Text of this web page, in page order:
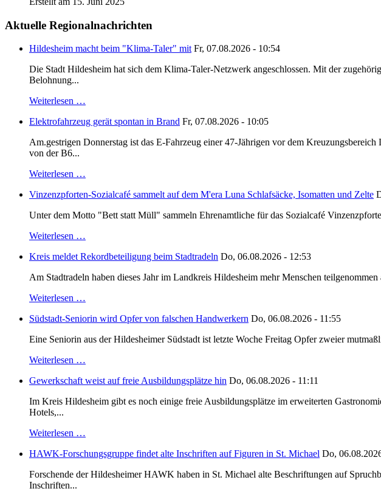
Aktuelle Regionalnachrichten
Hildesheim macht beim "Klima-Taler" mit Fr, 07.08.2026 - 10:54
Die Stadt Hildesheim hat sich dem Klima-Taler-Netzwerk angeschlossen. Mit der
Belohnung...
Weiterlesen …
Elektrofahrzeug gerät spontan in Brand Fr, 07.08.2026 - 10:05
Am.gestrigen Donnerstag ist das E-Fahrzeug einer 47-Jährigen vor dem
von der B6...
Weiterlesen …
Vinzenzpforten-Sozialcafé sammelt auf dem M'era Luna Schlafsäcke, Isomatten und Zelte
Unter dem Motto "Bett statt Müll" sammeln Ehrenamtliche für das Sozialcafé
Weiterlesen …
Kreis meldet Rekordbeteiligung beim Stadtradeln Do, 06.08.2026 - 12:53
Am Stadtradeln haben dieses Jahr im Landkreis Hildesheim mehr Menschen
Weiterlesen …
Südstadt-Seniorin wird Opfer von falschen Handwerkern Do, 06.08.2026 - 11:55
Eine Seniorin aus der Hildesheimer Südstadt ist letzte Woche Freitag Opfer zweier
Weiterlesen …
Gewerkschaft weist auf freie Ausbildungsplätze hin Do, 06.08.2026 - 11:11
Im Kreis Hildesheim gibt es noch einige freie Ausbildungsplätze im erweiterten
Hotels,...
Weiterlesen …
HAWK-Forschungsgruppe findet alte Inschriften auf Figuren in St. Michael Do,
Forschende der Hildesheimer HAWK haben in St. Michael alte Beschriftungen auf
Inschriften...